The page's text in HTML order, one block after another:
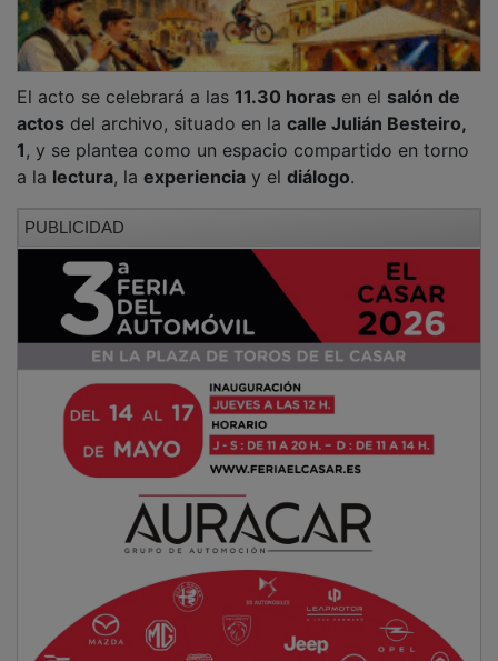
actosdel archivo, situado en la calle Julián Besteiro,
1, y se plantea como un espacio compartido en torno
a la lectura, la experienciay el diálogo.